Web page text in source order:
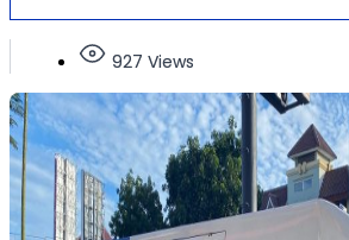
927 Views